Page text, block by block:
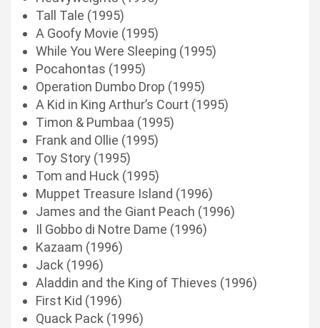
Tall Tale (1995)
A Goofy Movie (1995)
While You Were Sleeping (1995)
Pocahontas (1995)
Operation Dumbo Drop (1995)
A Kid in King Arthur’s Court (1995)
Timon & Pumbaa (1995)
Frank and Ollie (1995)
Toy Story (1995)
Tom and Huck (1995)
Muppet Treasure Island (1996)
James and the Giant Peach (1996)
Il Gobbo di Notre Dame (1996)
Kazaam (1996)
Jack (1996)
Aladdin and the King of Thieves (1996)
First Kid (1996)
Quack Pack (1996)